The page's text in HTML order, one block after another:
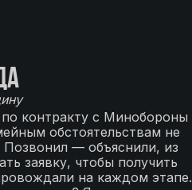
контракту с Минобороны
обстоятельствам не
Позвонил — объяснили, из
заявку, чтобы получить
на каждом этапе.